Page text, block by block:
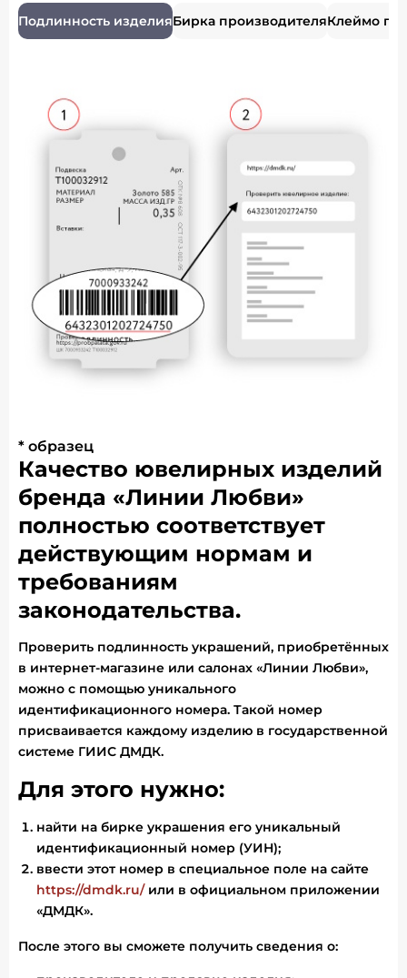
Подлинность изделияБирка производителяКлеймо
* образец
Качество ювелирных изделий
бренда «Линии Любви»
полностью соответствует
действующим нормам и
требованиям
законодательства.
Проверить подлинность украшений, приобретённых
в интернет-магазине или салонах «Линии Любви»,
можно с помощью уникального
идентификационного номера. Такой номер
присваивается каждому изделию в государственной
системе ГИИС ДМДК.
Для этого нужно:
найти на бирке украшения его уникальный
идентификационный номер (УИН);
ввести этот номер в специальное поле на сайте
https://dmdk.ru/или в официальном приложении
«ДМДК».
После этого вы сможете получить сведения о: